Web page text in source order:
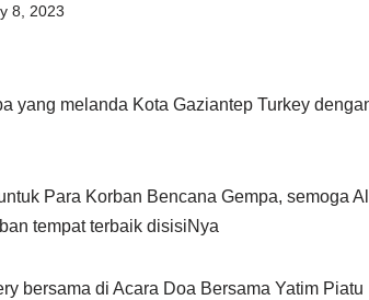
8, 2023
yang melanda Kota Gaziantep Turkey
Para Korban Bencana Gempa, semoga
tempat terbaik disisiNya
bersama di Acara Doa Bersama Yatim Piatu